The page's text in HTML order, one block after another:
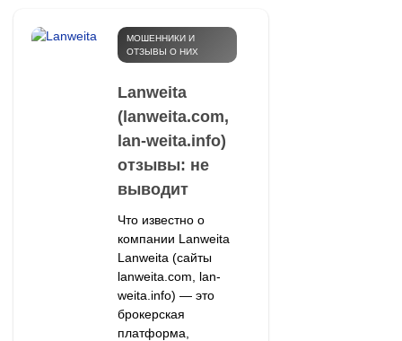
МОШЕННИКИ И
ОТЗЫВЫ О НИХ
Lanweita
(lanweita.com,
lan-weita.info)
отзывы: не
выводит
Что известно о
компании Lanweita
Lanweita (сайты
lanweita.com, lan-
weita.info) — это
брокерская
платформа,